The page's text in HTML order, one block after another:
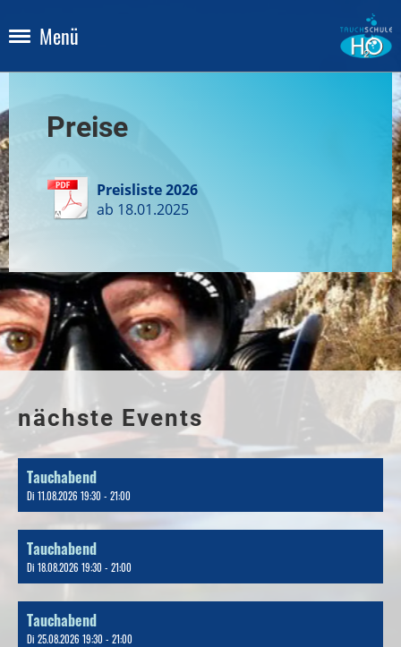
Menü
Preise
Preisliste 2026
ab 18.01.2025
nächste Events
Tauchabend
Di 11.08.2026 19:30 - 21:00
Tauchabend
Di 18.08.2026 19:30 - 21:00
Tauchabend
Di 25.08.2026 19:30 - 21:00